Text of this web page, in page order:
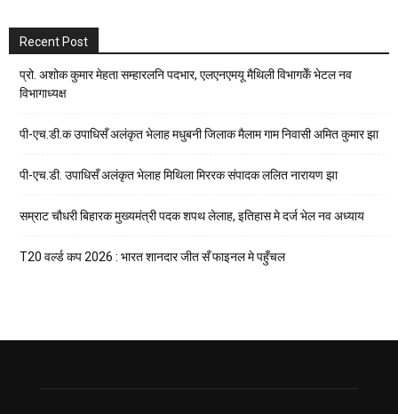
Recent Post
प्रो. अशोक कुमार मेहता सम्हारलनि पदभार, एलएनएमयू मैथिली विभागकेँ भेटल नव
विभागाध्यक्ष
पी-एच.डी.क उपाधिसँ अलंकृत भेलाह मधुबनी जिलाक मैलाम गाम निवासी अमित कुमार झा
पी-एच.डी. उपाधिसँ अलंकृत भेलाह मिथिला मिररक संपादक ललित नारायण झा
सम्राट चौधरी बिहारक मुख्यमंत्री पदक शपथ लेलाह, इतिहास मे दर्ज भेल नव अध्याय
T20 वर्ल्ड कप 2026 : भारत शानदार जीत सँ फाइनल मे पहुँचल